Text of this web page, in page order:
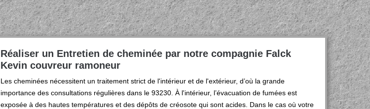
Réaliser un Entretien de cheminée par notre compagnie Falck
Kevin couvreur ramoneur
Les cheminées nécessitent un traitement strict de l'intérieur et de l'extérieur, d’où la grande
importance des consultations régulières dans le 93230. À l'intérieur, l’évacuation de fumées est
exposée à des hautes températures et des dépôts de créosote qui sont acides. Dans le cas où votre